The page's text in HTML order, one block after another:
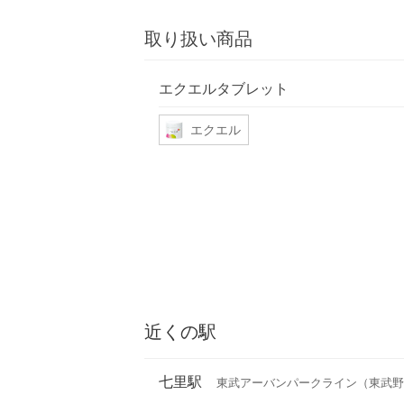
取り扱い商品
エクエルタブレット
エクエル
近くの駅
七里駅 東武アーバンパークライン（東武